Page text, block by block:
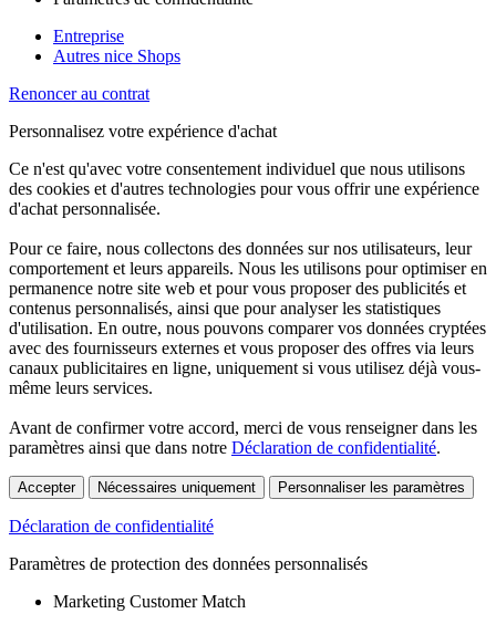
Entreprise
Autres nice Shops
Renoncer au contrat
Personnalisez votre expérience d'achat
Ce n'est qu'avec votre consentement individuel que nous utilisons
des cookies et d'autres technologies pour vous offrir une expérience
d'achat personnalisée.
Pour ce faire, nous collectons des données sur nos utilisateurs, leur
comportement et leurs appareils. Nous les utilisons pour optimiser en
permanence notre site web et pour vous proposer des publicités et
contenus personnalisés, ainsi que pour analyser les statistiques
d'utilisation. En outre, nous pouvons comparer vos données cryptées
avec des fournisseurs externes et vous proposer des offres via leurs
canaux publicitaires en ligne, uniquement si vous utilisez déjà vous-
même leurs services.
Avant de confirmer votre accord, merci de vous renseigner dans les
paramètres ainsi que dans notre Déclaration de confidentialité.
Accepter Nécessaires uniquement Personnaliser les paramètres
Déclaration de confidentialité
Paramètres de protection des données personnalisés
Marketing Customer Match